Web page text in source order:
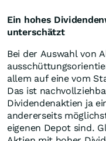
Ein hohes
unterschätzt
Bei der Auswahl von
allem auf eine vom
Das ist
Dividendenaktien ja
andererseits
eigenen Depot sind.